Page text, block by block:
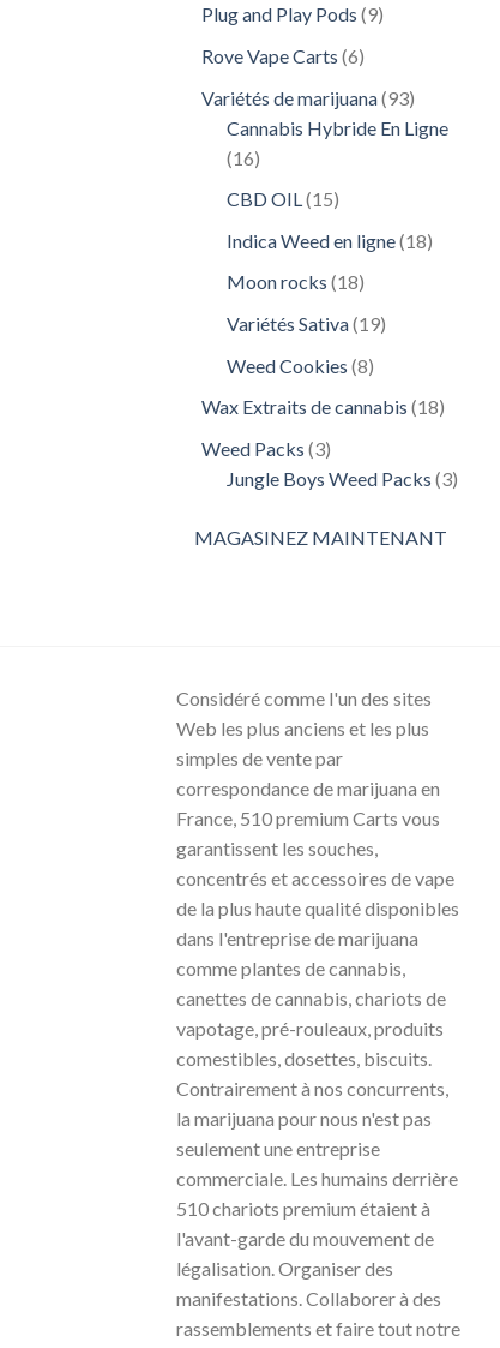
Plug and Play Pods 99
Rove Vape Carts 66
Variétés de marijuana 9393
produits
Cannabis Hybride En Ligne
1616
CBD OIL 1515
Indica Weed en ligne 1818
Moon rocks 1818
Variétés Sativa 1919
Weed Cookies 88
Wax Extraits de cannabis 1818
Weed Packs 33
produits
Jungle Boys Weed Packs 33
MAGASINEZ MAINTENANT
Considéré comme l'un des sites
Web les plus anciens et les plus
simples de vente par
correspondance de marijuana en
France, 510 premium Carts vous
garantissent les souches,
concentrés et accessoires de vape
de la plus haute qualité disponibles
dans l'entreprise de marijuana
comme plantes de cannabis,
canettes de cannabis, chariots de
vapotage, pré-rouleaux, produits
comestibles, dosettes, biscuits.
Contrairement à nos concurrents,
la marijuana pour nous n'est pas
seulement une entreprise
commerciale. Les humains derrière
510 chariots premium étaient à
l'avant-garde du mouvement de
légalisation. Organiser des
manifestations. Collaborer à des
rassemblements et faire tout notre